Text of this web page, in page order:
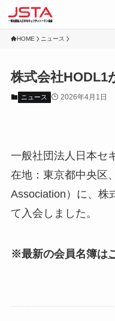
HOME ニュース
株式会社HODL1
ニュース 2026年4月1日
一般社団法人日本セ
在地：東京都中央区
Association）に、株
て入会しました。
※最新の会員名簿は